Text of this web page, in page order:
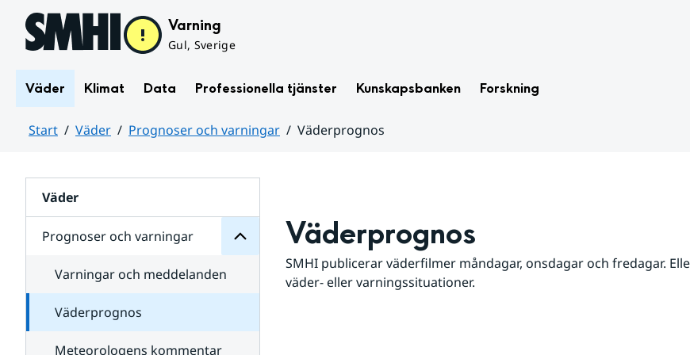
Hoppa till sidans innehåll Varning
Gul, Sverige
Väder Klimat Data Professionella tjänster Kunskapsbanken Forskning
Start Väder Prognoser och varningar
Väderprognos
Väder
Prognoser och varningar
för
varningar
Varningar och meddelanden
Väderprognos
Meteorologens kommentar
Väderprognos
SMHI publicerar väderfilmer måndagar, onsdagar och fredagar.
väder- eller varningssituationer.